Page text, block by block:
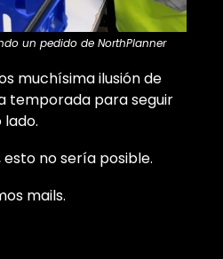
un pedido de NorthPlanner
muchísima ilusión de
temporada para seguir
no sería posible.
mails.